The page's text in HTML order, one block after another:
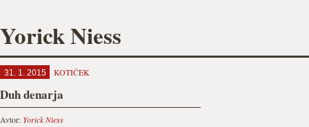
Yorick Niess
31. 1. 2015 KOTIČEK
Duh denarja
Avtor: Yorick Niess